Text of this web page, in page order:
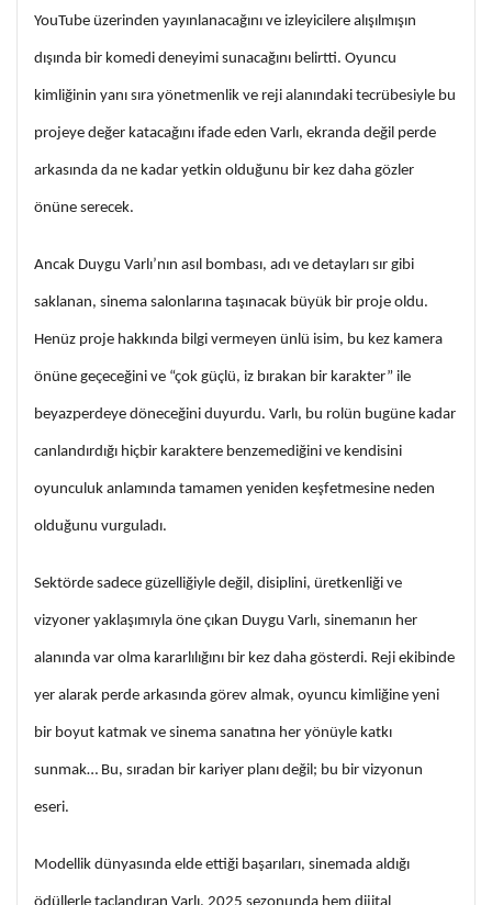
YouTube üzerinden yayınlanacağını ve izleyicilere alışılmışın
dışında bir komedi deneyimi sunacağını belirtti. Oyuncu
kimliğinin yanı sıra yönetmenlik ve reji alanındaki tecrübesiyle bu
projeye değer katacağını ifade eden Varlı, ekranda değil perde
arkasında da ne kadar yetkin olduğunu bir kez daha gözler
önüne serecek.
Ancak Duygu Varlı’nın asıl bombası, adı ve detayları sır gibi
saklanan, sinema salonlarına taşınacak büyük bir proje oldu.
Henüz proje hakkında bilgi vermeyen ünlü isim, bu kez kamera
önüne geçeceğini ve “çok güçlü, iz bırakan bir karakter” ile
beyazperdeye döneceğini duyurdu. Varlı, bu rolün bugüne kadar
canlandırdığı hiçbir karaktere benzemediğini ve kendisini
oyunculuk anlamında tamamen yeniden keşfetmesine neden
olduğunu vurguladı.
Sektörde sadece güzelliğiyle değil, disiplini, üretkenliği ve
vizyoner yaklaşımıyla öne çıkan Duygu Varlı, sinemanın her
alanında var olma kararlılığını bir kez daha gösterdi. Reji ekibinde
yer alarak perde arkasında görev almak, oyuncu kimliğine yeni
bir boyut katmak ve sinema sanatına her yönüyle katkı
sunmak… Bu, sıradan bir kariyer planı değil; bu bir vizyonun
eseri.
Modellik dünyasında elde ettiği başarıları, sinemada aldığı